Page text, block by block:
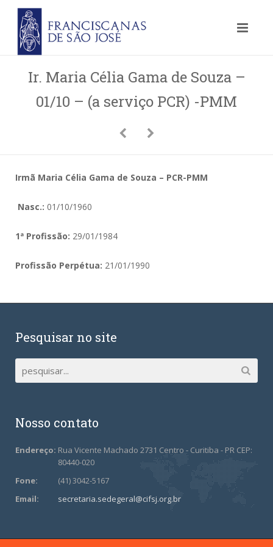
Ir. Maria Célia Gama de Souza –
01/10 – (a serviço PCR) -PMM
Irmã Maria Célia Gama de Souza – PCR-PMM
Nasc.: 01/10/1960
1ª Profissão: 29/01/1984
Profissão Perpétua: 21/01/1990
Pesquisar no site
Nosso contato
Endereço: Rua Vicente Machado 2731 Centro - Curitiba - PR CEP:
80440-020
Fone:
(41) 3042-5167
Email:
secretaria.sedegeral@cifsj.org.br